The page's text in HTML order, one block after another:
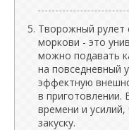
Творожный рулет
моркови - это
можно подавать
на повседневный
эффектную
в приготовлении.
времени и
закуску.